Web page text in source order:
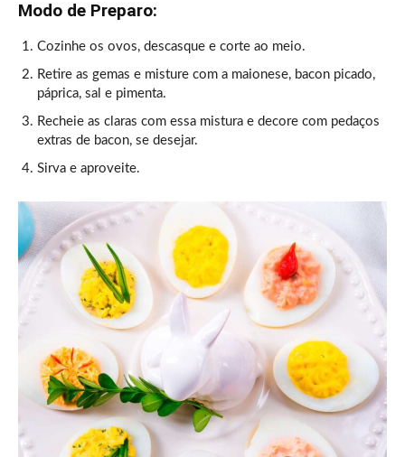
Modo de Preparo:
Cozinhe os ovos, descasque e corte ao meio.
Retire as gemas e misture com a maionese, bacon picado,
páprica, sal e pimenta.
Recheie as claras com essa mistura e decore com pedaços
extras de bacon, se desejar.
Sirva e aproveite.